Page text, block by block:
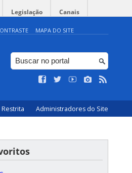
Legislação Canais
MAPA DO SITE
Administradores do Site